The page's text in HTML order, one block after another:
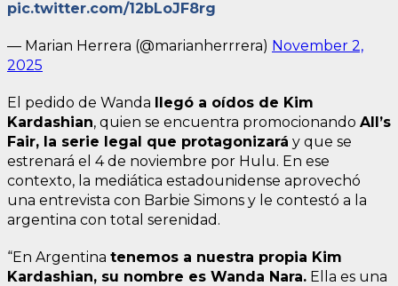
pic.twitter.com/12bLoJF8rg
— Marian Herrera (@marianherrrera) November 2,
2025
El pedido de Wanda llegó a oídos de Kim
Kardashian, quien se encuentra promocionando All’s
Fair, la serie legal que protagonizará y que se
estrenará el 4 de noviembre por Hulu. En ese
contexto, la mediática estadounidense aprovechó
una entrevista con Barbie Simons y le contestó a la
argentina con total serenidad.
“En Argentina tenemos a nuestra propia Kim
Kardashian, su nombre es Wanda Nara. Ella es una